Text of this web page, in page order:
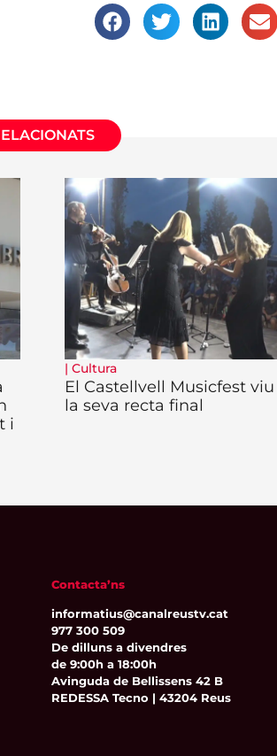
i
| Cultura
El Castellvell Musicfest viu
la seva recta final
Contacta’ns
informatius@canalreustv.cat
977 300 509
De dilluns a divendres
de 9:00h a 18:00h
Avinguda de Bellissens 42 B
REDESSA Tecno | 43204 Reus